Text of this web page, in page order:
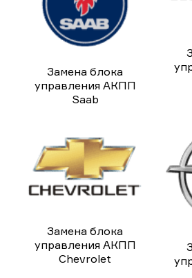
Замена блока
управления АКПП
Saab
Замена блока
управления АКПП
Chevrolet